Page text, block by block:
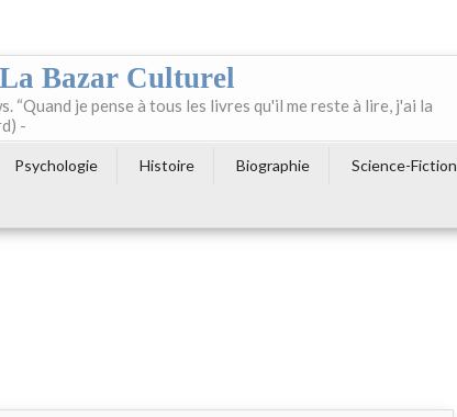
Bazar Culturel
je pense à tous les livres qu'il me reste à lire, j'ai la
-
Psychologie Histoire Biographie Science-Fiction